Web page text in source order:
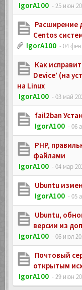
IgorA100 - 25 июн
Расширение
Centos
IgorA100 - 04 фев
Как
Device’ (на
на Linux
IgorA100 - 03 май
fail2ban
IgorA100 - 06
PHP,
файлами
IgorA100 - 04 мар
Ubuntu
IgorA100 - 05
Ubuntu,
версии из
IgorA100 - 06 июл
Почтовый
открытым
IgorA100 - 29 июн